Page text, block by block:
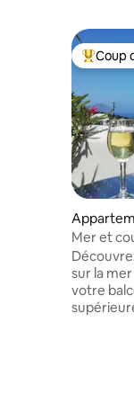
Coups
Coup
Mer et
sur la
votre
supérieure ! Idéalement